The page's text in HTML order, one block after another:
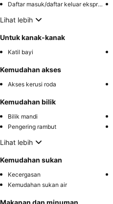
Daftar masuk/daftar keluar ekspres
Lihat lebih
Untuk kanak-kanak
Katil bayi
Kemudahan akses
Akses kerusi roda
Kemudahan bilik
Bilik mandi
Pengering rambut
Lihat lebih
Kemudahan sukan
Kecergasan
Kemudahan sukan air
Makanan dan minuman